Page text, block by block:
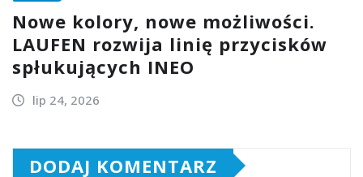
Nowe kolory, nowe możliwości.
LAUFEN rozwija linię przycisków
spłukujących INEO
lip 24, 2026
DODAJ KOMENTARZ